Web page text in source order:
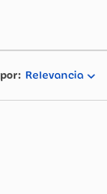
Relevancia